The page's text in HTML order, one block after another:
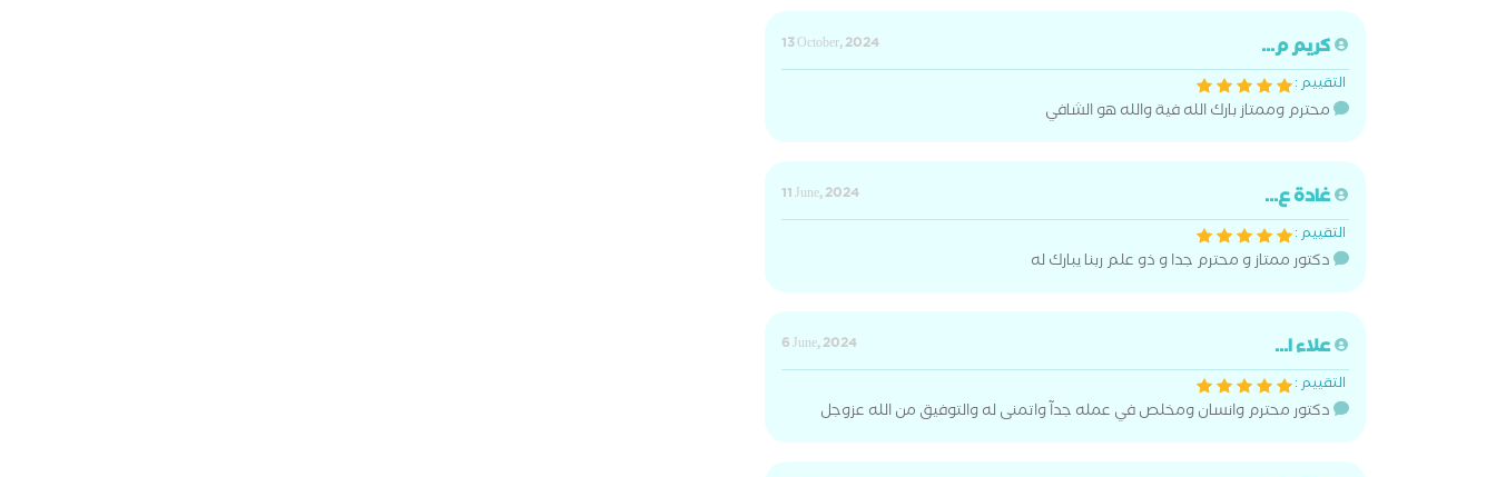
كريم م...
13 October, 2024
التقييم :
محترم وممتاز بارك الله فية والله هو الشافي
غادة ع...
11 June, 2024
التقييم :
دكتور ممتاز و محترم جدا و ذو علم ربنا يبارك له
علاء ا...
6 June, 2024
التقييم :
دكتور محترم وانسان ومخلص في عمله جدآ واتمنى له والتوفيق من الله عزوجل